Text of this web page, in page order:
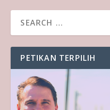
PETIKAN TERPILIH